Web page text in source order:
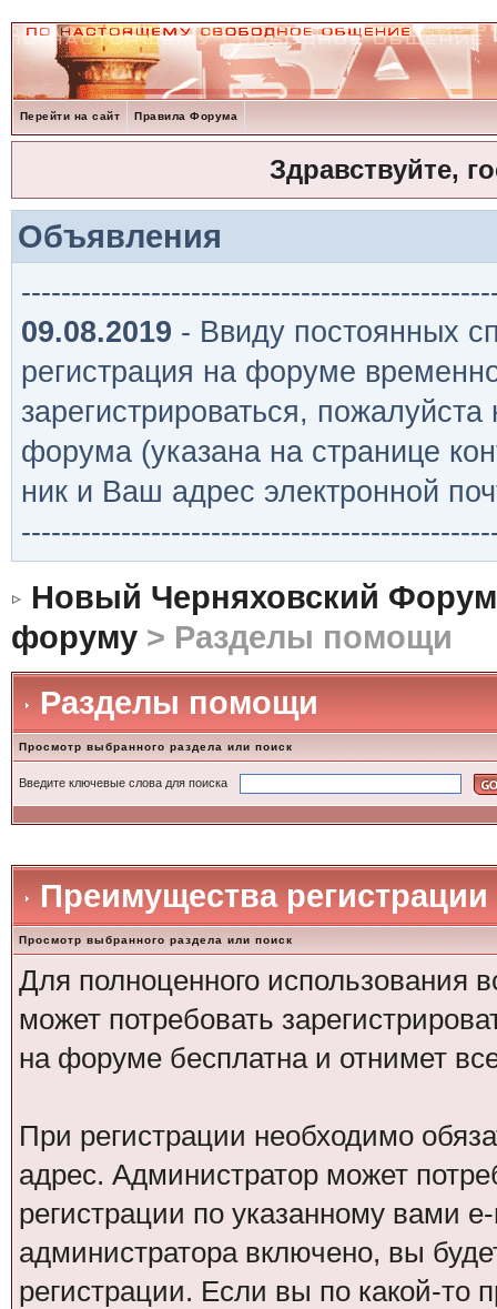
Перейти на сайт Правила Форума
Здравствуйте,
Объявления
09.08.2019 - Ввиду постоянных
регистрация на форуме
зарегистрироваться,
форума (указана на странице
ник и Ваш адрес электронной
Новый Черняховский Форум
форуму> Разделы помощи
Разделы помощи
Просмотр выбранного раздела или поиск
Введите ключевые слова для поиска
Преимущества регистрации
Просмотр выбранного раздела или поиск
Для полноценного использования
может потребовать
на форуме бесплатна и отнимет
При регистрации необходимо
адрес. Администратор может
регистрации по указанному вами
администратора включено, вы
регистрации. Если вы по какой-то